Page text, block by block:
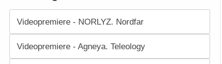
Videopremiere - NORLYZ. Nordfar
Videopremiere - Agneya. Teleology